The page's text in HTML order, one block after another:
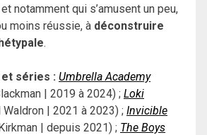
et notamment qui s’amusent un peu,
moins réussie, à déconstruire
.
et séries : Umbrella Academy
| 2019 à 2024) ; Loki
| 2021 à 2023) ; Invicible
| depuis 2021) ; The Boys